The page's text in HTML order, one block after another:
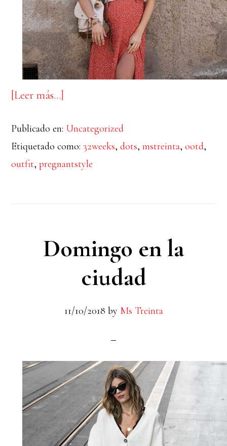
[Leer más…]
PREGNANT
STYLE:
DOTS
Publicado en: Uncategorized
Etiquetado como:32weeks,dots,mstreinta,ootd,
outfit,pregnantstyle
Domingo en la
ciudad
11/10/2018 by Ms Treinta